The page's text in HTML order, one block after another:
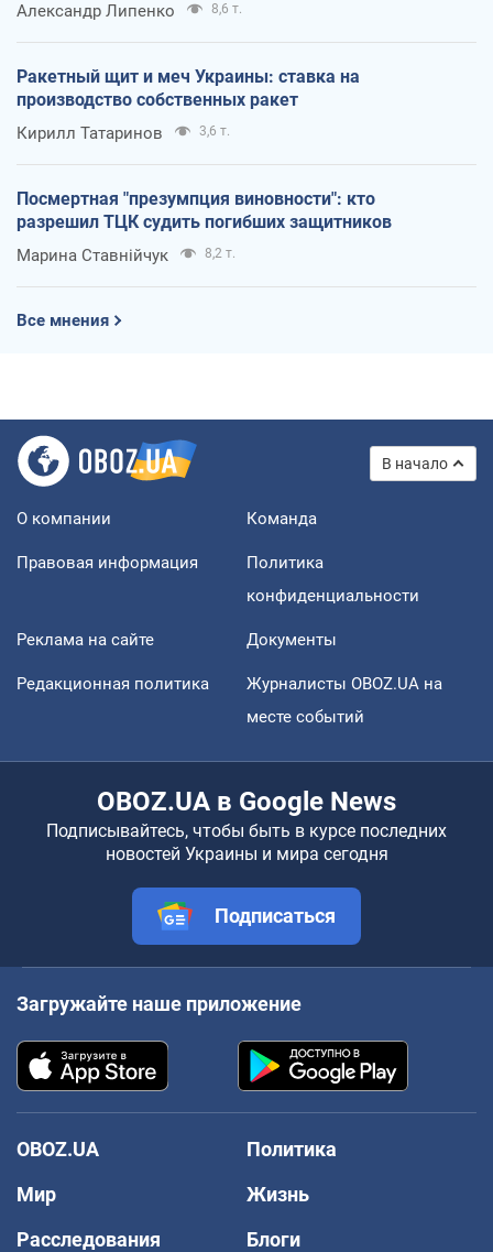
Александр Липенко 8,6 т.
Ракетный щит и меч Украины: ставка на
производство собственных ракет
Кирилл Татаринов 3,6 т.
Посмертная "презумпция виновности": кто
разрешил ТЦК судить погибших защитников
Марина Ставнійчук 8,2 т.
Все мнения
В начало
О компании Команда
Правовая информация
Политика
конфиденциальности
Реклама на сайте Документы
Редакционная политика
Журналисты OBOZ.UA на
месте событий
OBOZ.UA в Google News
Подписывайтесь, чтобы быть в курсе последних
новостей Украины и мира сегодня
Подписаться
Загружайте наше приложение
OBOZ.UA
Политика
Мир
Жизнь
Расследования
Блоги